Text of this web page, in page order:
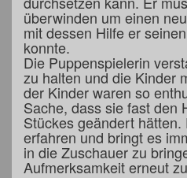
überwinden um einen
mit dessen Hilfe er
konnte.
Die Puppenspielerin
zu halten und die Kinder
der Kinder waren so
Sache, dass sie fast den
Stückes geändert
erfahren und bringt es
in die Zuschauer zu
Aufmerksamkeit erneut